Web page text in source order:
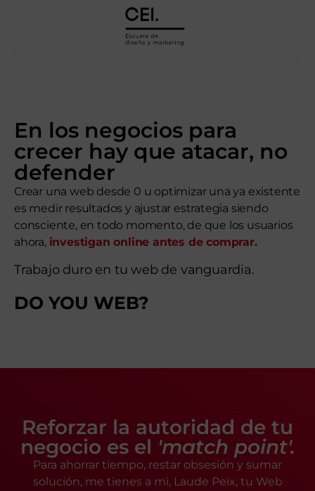
En los negocios para
crecer hay que atacar, no
defender
Crear una web desde 0 u optimizar una ya existente
es medir resultados y ajustar estrategia siendo
consciente, en todo momento, de que los usuarios
ahora, investigan online antes de comprar.
Trabajo duro en tu web de vanguardia.
DO YOU WEB?
Reforzar la autoridad de tu
negocio es el 'match point'.
Para ahorrar tiempo, restar obsesión y sumar
solución, me tienes a mi, Laude Peix, tu Web